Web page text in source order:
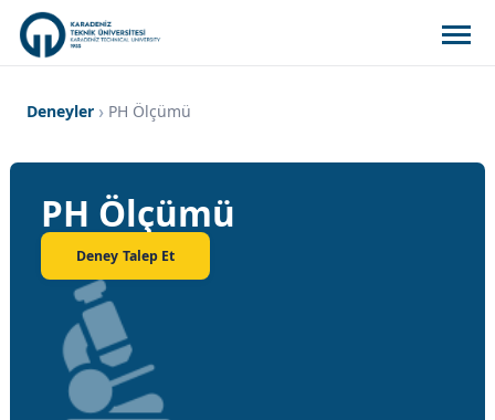
Deneyler PH Ölçümü
PH Ölçümü
Deney Talep Et